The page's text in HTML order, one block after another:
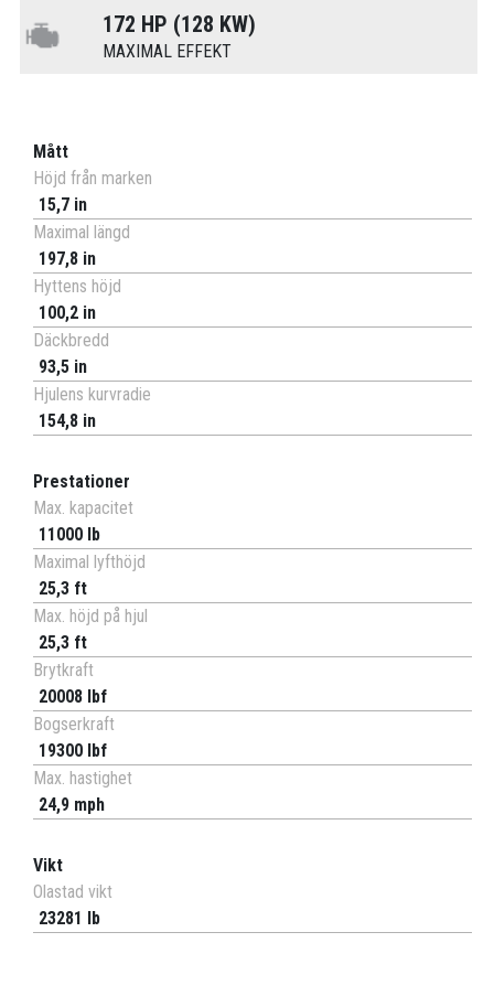
172 HP (128 KW)
MAXIMAL EFFEKT
Mått
Höjd från marken
15,7 in
Maximal längd
197,8 in
Hyttens höjd
100,2 in
Däckbredd
93,5 in
Hjulens kurvradie
154,8 in
Prestationer
Max. kapacitet
11000 lb
Maximal lyfthöjd
25,3 ft
Max. höjd på hjul
25,3 ft
Brytkraft
20008 lbf
Bogserkraft
19300 lbf
Max. hastighet
24,9 mph
Vikt
Olastad vikt
23281 lb